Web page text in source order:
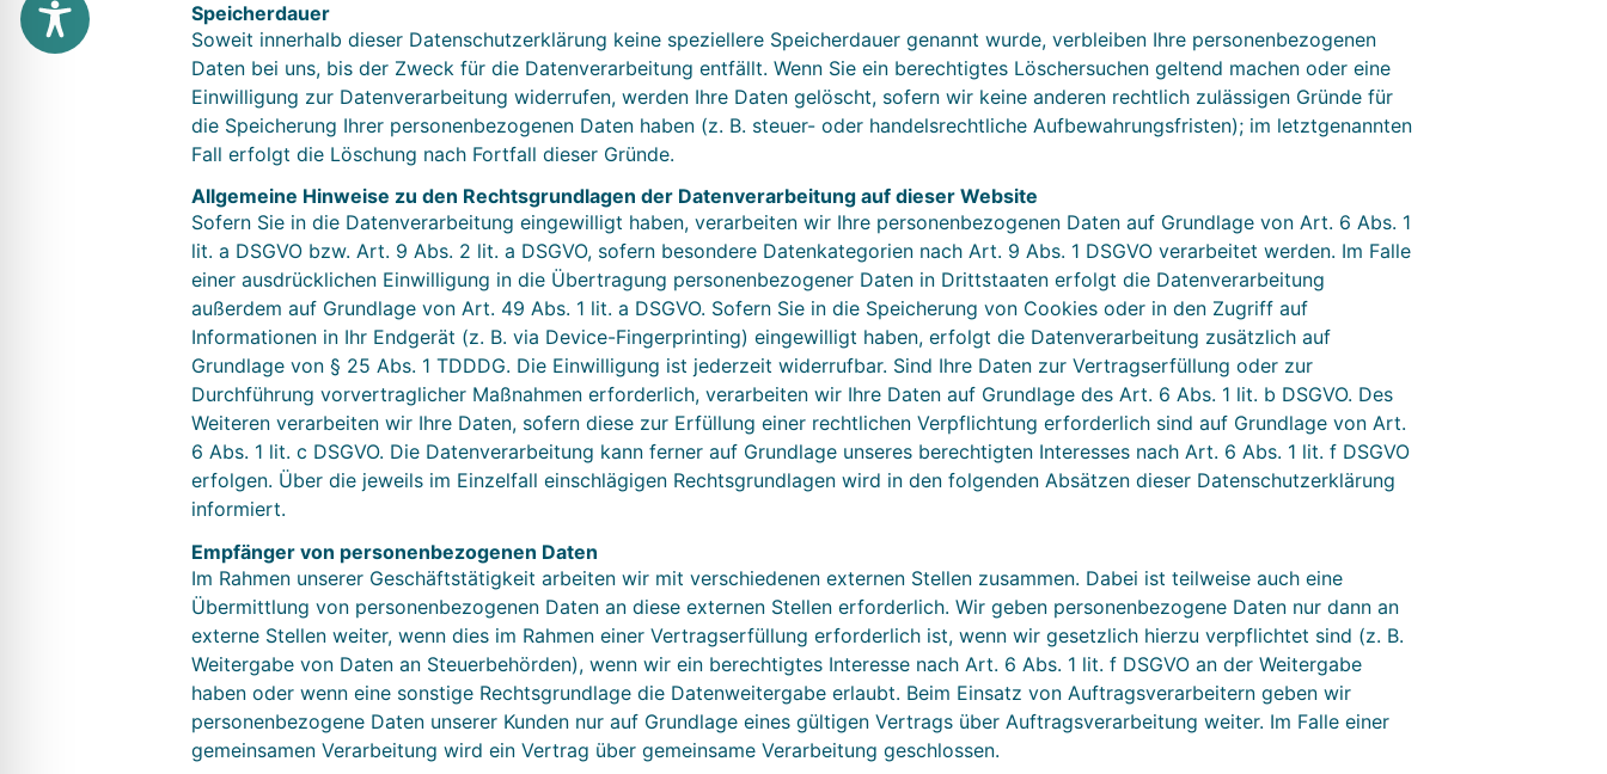
Speicherdauer
Soweit innerhalb dieser Datenschutzerklärung keine speziellere Speicherdauer genannt wurde, verbleiben Ihre personenbezogenen
Daten bei uns, bis der Zweck für die Datenverarbeitung entfällt. Wenn Sie ein berechtigtes Löschersuchen geltend machen oder eine
Einwilligung zur Datenverarbeitung widerrufen, werden Ihre Daten gelöscht, sofern wir keine anderen rechtlich zulässigen Gründe für
die Speicherung Ihrer personenbezogenen Daten haben (z. B. steuer- oder handelsrechtliche Aufbewahrungsfristen); im letztgenannten
Fall erfolgt die Löschung nach Fortfall dieser Gründe.
Allgemeine Hinweise zu den Rechtsgrundlagen der Datenverarbeitung auf dieser Website
Sofern Sie in die Datenverarbeitung eingewilligt haben, verarbeiten wir Ihre personenbezogenen Daten auf Grundlage von Art. 6 Abs. 1
lit. a DSGVO bzw. Art. 9 Abs. 2 lit. a DSGVO, sofern besondere Datenkategorien nach Art. 9 Abs. 1 DSGVO verarbeitet werden. Im Falle
einer ausdrücklichen Einwilligung in die Übertragung personenbezogener Daten in Drittstaaten erfolgt die Datenverarbeitung
außerdem auf Grundlage von Art. 49 Abs. 1 lit. a DSGVO. Sofern Sie in die Speicherung von Cookies oder in den Zugriff auf
Informationen in Ihr Endgerät (z. B. via Device-Fingerprinting) eingewilligt haben, erfolgt die Datenverarbeitung zusätzlich auf
Grundlage von § 25 Abs. 1 TDDDG. Die Einwilligung ist jederzeit widerrufbar. Sind Ihre Daten zur Vertragserfüllung oder zur
Durchführung vorvertraglicher Maßnahmen erforderlich, verarbeiten wir Ihre Daten auf Grundlage des Art. 6 Abs. 1 lit. b DSGVO. Des
Weiteren verarbeiten wir Ihre Daten, sofern diese zur Erfüllung einer rechtlichen Verpflichtung erforderlich sind auf Grundlage von Art.
6 Abs. 1 lit. c DSGVO. Die Datenverarbeitung kann ferner auf Grundlage unseres berechtigten Interesses nach Art. 6 Abs. 1 lit. f DSGVO
erfolgen. Über die jeweils im Einzelfall einschlägigen Rechtsgrundlagen wird in den folgenden Absätzen dieser Datenschutzerklärung
informiert.
Empfänger von personenbezogenen Daten
Im Rahmen unserer Geschäftstätigkeit arbeiten wir mit verschiedenen externen Stellen zusammen. Dabei ist teilweise auch eine
Übermittlung von personenbezogenen Daten an diese externen Stellen erforderlich. Wir geben personenbezogene Daten nur dann an
externe Stellen weiter, wenn dies im Rahmen einer Vertragserfüllung erforderlich ist, wenn wir gesetzlich hierzu verpflichtet sind (z. B.
Weitergabe von Daten an Steuerbehörden), wenn wir ein berechtigtes Interesse nach Art. 6 Abs. 1 lit. f DSGVO an der Weitergabe
haben oder wenn eine sonstige Rechtsgrundlage die Datenweitergabe erlaubt. Beim Einsatz von Auftragsverarbeitern geben wir
personenbezogene Daten unserer Kunden nur auf Grundlage eines gültigen Vertrags über Auftragsverarbeitung weiter. Im Falle einer
gemeinsamen Verarbeitung wird ein Vertrag über gemeinsame Verarbeitung geschlossen.